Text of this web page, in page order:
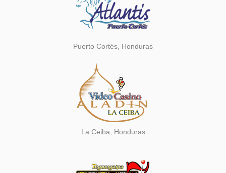
Puerto Cortés, Honduras
La Ceiba, Honduras